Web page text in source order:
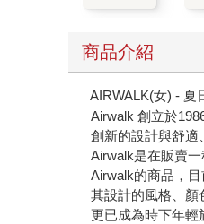
商品介紹
AIRWALK(女) - 夏
Airwalk 創立於
創新的設計與舒適
Airwalk是在販賣
Airwalk的商品，
其設計的風格、顏
更已成為時下年輕